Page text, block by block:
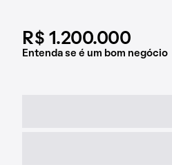
R$ 1.200.000
Entenda se é um bom negócio